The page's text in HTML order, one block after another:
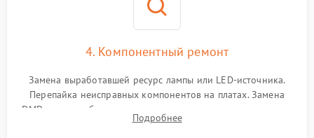
4. Компонентный ремонт
Замена выработавшей ресурс лампы или LED-источника.
Перепайка неисправных компонентов на платах. Замена
DMD-чипа при битых пикселях, установка нового цветового
колеса или восстановление сгоревших поляризационных
Подробнее